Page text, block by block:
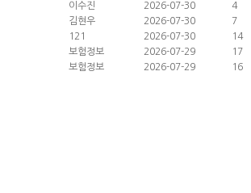
이수진 2026-07-30
4
김현우 2026-07-30
7
121 2026-07-30
14
보험정보 2026-07-29
17
보험정보 2026-07-29 16